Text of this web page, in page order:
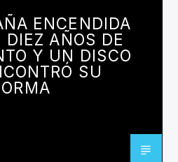
ENCENDIDA
DIEZ AÑOS DE
Y UN DISCO
SU